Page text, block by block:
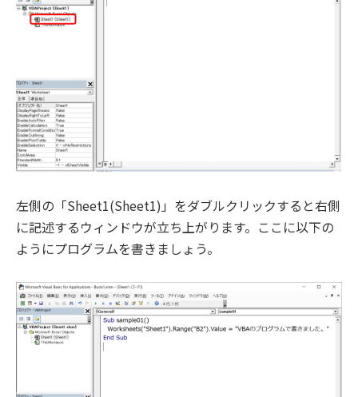
左側の「Sheet1(Sheet1)」をダブルクリックすると右側
に記述するウィンドウが立ち上がります。ここに以下の
ようにプログラムを書きましょう。